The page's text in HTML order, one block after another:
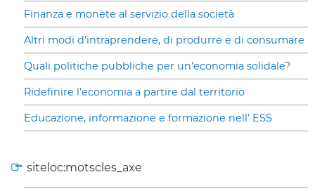
Finanza e monete al servizio della società
Altri modi d’intraprendere, di produrre e di consumare
Quali politiche pubbliche per un’economia solidale?
Ridefinire l’economia a partire dal territorio
Educazione, informazione e formazione nell’ ESS
siteloc:motscles_axe